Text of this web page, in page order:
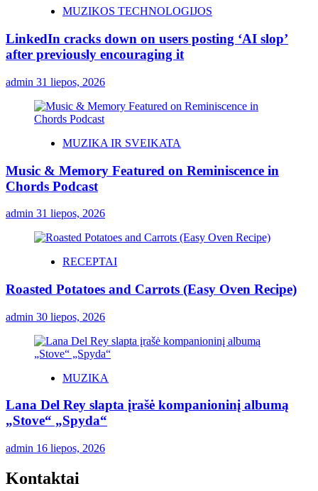
MUZIKOS TECHNOLOGIJOS
LinkedIn cracks down on users posting ‘AI slop’
after previously encouraging it
admin 31 liepos, 2026
MUZIKA IR SVEIKATA
Music & Memory Featured on Reminiscence in
Chords Podcast
admin 31 liepos, 2026
RECEPTAI
Roasted Potatoes and Carrots (Easy Oven Recipe)
admin 30 liepos, 2026
MUZIKA
Lana Del Rey slapta įrašė kompanioninį albumą
„Stove“ „Spyda“
admin 16 liepos, 2026
Kontaktai